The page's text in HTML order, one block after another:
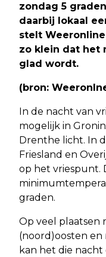
zondag 5
daarbij lokaal
stelt
zo klein dat het
glad wordt.
(bron:
In de nacht van
mogelijk in
Drenthe licht. In
Friesland en
op het vriespunt.
graden.
Op veel plaatsen
(noord)oosten en
kan het die